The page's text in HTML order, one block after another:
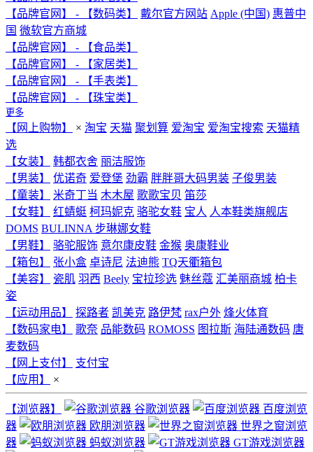
【品牌官网】 - 【数码类】
戴尔官方网站 Apple (中国) 惠普中
国 微软官方商城
【品牌官网】 - 【食品类】
【品牌官网】 - 【家居类】
【品牌官网】 - 【手表类】
【品牌官网】 - 【珠宝类】
更多
【网上购物】 × 淘宝 天猫 聚划算 爱淘宝 爱淘宝搜索 天猫精
选
【女装】
韩都衣舍 丽洁服饰
【男装】
优诺奇 爱登堡 劲霸 胖胖哥大码男装 子俊男装
【童装】
米奇丁当 木木屋 歌歌宝贝 笛莎
【女鞋】
红蜻蜓 柯玛妮克 骆驼女鞋 宝人 人本鞋类旗舰店
DOMS BULINNA 步琳娜女鞋
【男鞋】
骆驼服饰 意尔康皮鞋 金猴 奥康鞋业
【箱包】
张小盒 卓诗尼 法迪熊 TQ天衢箱包
【美容】
瓷肌 羽西 Beely 宝拉珍选 魅丝蔻 汇美丽商城 柏卡
姿
【运动用品】
探路者 凯美克 路伊梵 rax户外 烽火体育
【数码家电】
歌奈 品能数码 ROMOSS 图拉斯 海陆通数码 唐
麦数码
【网上支付】
支付宝
【应用】
×
【浏览器】 谷歌浏览器
百度浏览
器
欧朋浏览器
世界之窗浏览
器
蚂蚁浏览器
GT游戏浏览器